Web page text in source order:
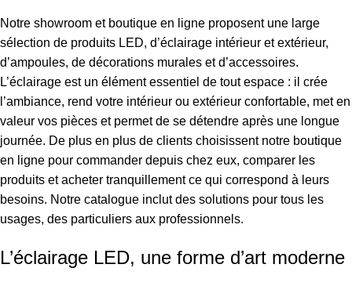
Notre showroom et boutique en ligne proposent une large
sélection de produits LED, d’éclairage intérieur et extérieur,
d’ampoules, de décorations murales et d’accessoires.
L’éclairage est un élément essentiel de tout espace : il crée
l’ambiance, rend votre intérieur ou extérieur confortable, met en
valeur vos pièces et permet de se détendre après une longue
journée. De plus en plus de clients choisissent notre boutique
en ligne pour commander depuis chez eux, comparer les
produits et acheter tranquillement ce qui correspond à leurs
besoins. Notre catalogue inclut des solutions pour tous les
usages, des particuliers aux professionnels.
L’éclairage LED, une forme d’art moderne